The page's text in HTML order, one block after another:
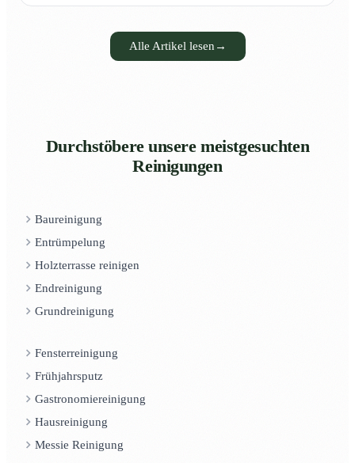
Alle Artikel lesen →
Durchstöbere unsere meistgesuchten
Reinigungen
Baureinigung
Entrümpelung
Holzterrasse reinigen
Endreinigung
Grundreinigung
Fensterreinigung
Frühjahrsputz
Gastronomiereinigung
Hausreinigung
Messie Reinigung